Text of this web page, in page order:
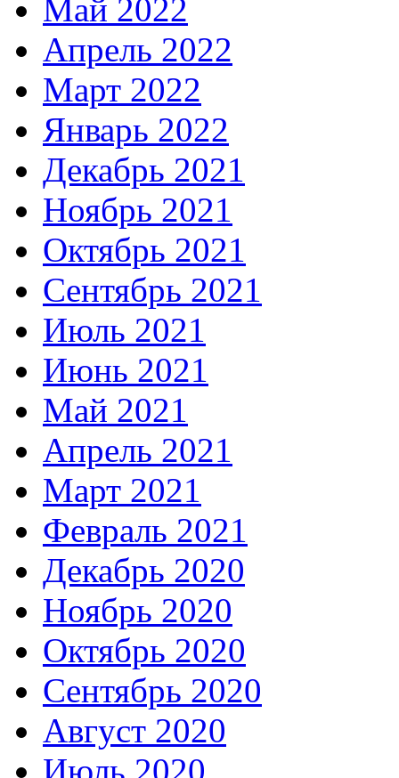
Май 2022
Апрель 2022
Март 2022
Январь 2022
Декабрь 2021
Ноябрь 2021
Октябрь 2021
Сентябрь 2021
Июль 2021
Июнь 2021
Май 2021
Апрель 2021
Март 2021
Февраль 2021
Декабрь 2020
Ноябрь 2020
Октябрь 2020
Сентябрь 2020
Август 2020
Июль 2020